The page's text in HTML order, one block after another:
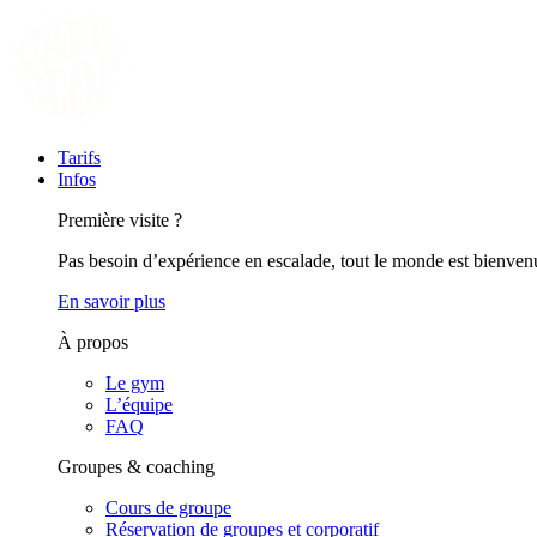
Tarifs
Infos
Première visite ?
Pas besoin d’expérience en escalade, tout le monde est
En savoir plus
À propos
Le gym
L’équipe
FAQ
Groupes & coaching
Cours de groupe
Réservation de groupes et corporatif